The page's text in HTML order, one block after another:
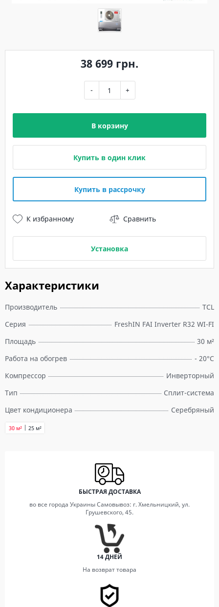
Характеристики
Производитель
TCL
Серия
FreshIN FAI Inverter R32 WI-FI
Площадь
30 м²
Работа на обогрев
- 20°C
Компрессор
Инверторный
Тип
Сплит-система
Цвет кондиционера
Серебряный
25 м²
30 м²
38 699 грн.
- +
В корзину
Купить в один клик
Купить в рассрочку
К избранному Сравнить
Установка
БЫСТРАЯ ДОСТАВКА
во все города Украины Самовывоз: г. Хмельницкий, ул.
Грушевского, 45.
14 ДНЕЙ
На возврат товара